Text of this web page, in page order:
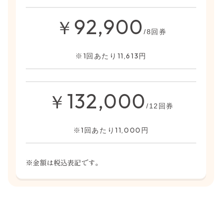
￥ 92,900 /8回券
※1回あたり11,613円
￥ 132,000 /12回券
※1回あたり11,000円
※金額は税込表記です。